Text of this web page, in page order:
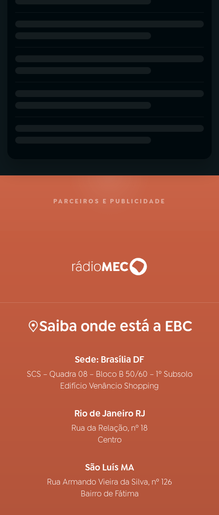
PARCEIROS E PUBLICIDADE
Saiba onde está a EBC
Sede: Brasília DF
SCS – Quadra 08 – Bloco B 50/60 – 1º Subsolo
Edifício Venâncio Shopping
Rio de Janeiro RJ
Rua da Relação, nº 18
Centro
São Luís MA
Rua Armando Vieira da Silva, nº 126
Bairro de Fátima